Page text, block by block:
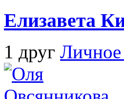
Елизавета
1 друг